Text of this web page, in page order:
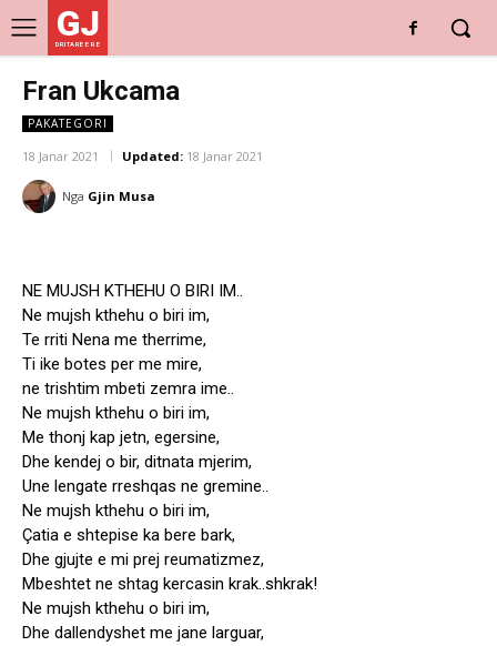
GJ
DRITARE E RE
Fran Ukcama
PAKATEGORI
18 Janar 2021 Updated: 18 Janar 2021
Nga Gjin Musa
NE MUJSH KTHEHU O BIRI IM..
Ne mujsh kthehu o biri im,
Te rriti Nena me therrime,
Ti ike botes per me mire,
ne trishtim mbeti zemra ime..
Ne mujsh kthehu o biri im,
Me thonj kap jetn, egersine,
Dhe kendej o bir, ditnata mjerim,
Une lengate rreshqas ne gremine..
Ne mujsh kthehu o biri im,
Çatia e shtepise ka bere bark,
Dhe gjujte e mi prej reumatizmez,
Mbeshtet ne shtag kercasin krak..shkrak!
Ne mujsh kthehu o biri im,
Dhe dallendyshet me jane larguar,